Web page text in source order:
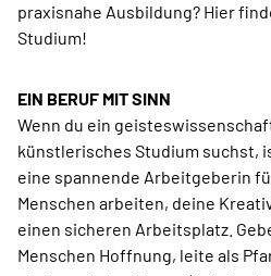
praxisnahe Ausbildung? Hier
Studium!
EIN BERUF MIT SINN
Wenn du ein
künstlerisches Studium suchst,
eine spannende Arbeitgeberin
Menschen arbeiten, deine
einen sicheren Arbeitsplatz.
Menschen Hoffnung, leite als